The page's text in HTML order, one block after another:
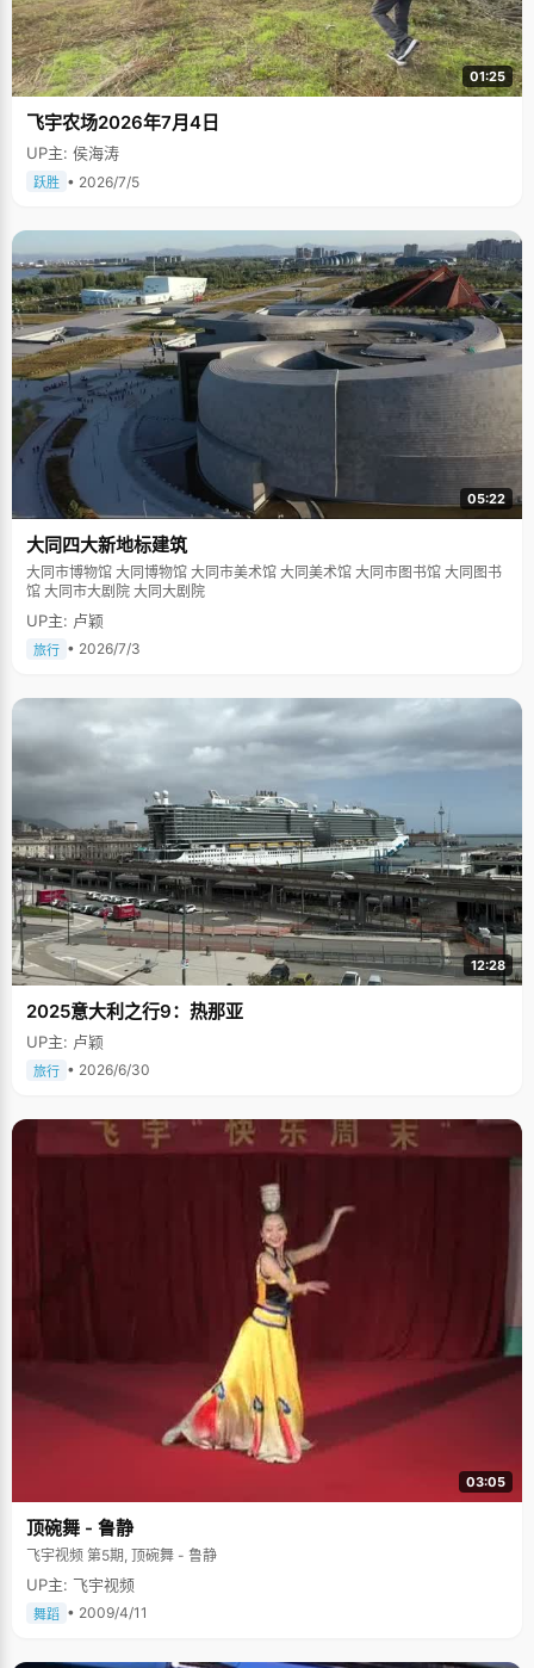
01:25
飞宇农场2026年7月4日
UP主: 侯海涛
跃胜 • 2026/7/5
05:22
大同四大新地标建筑
大同市博物馆 大同博物馆 大同市美术馆 大同美术馆 大同市图书馆 大同图书
馆 大同市大剧院 大同大剧院
UP主: 卢颖
旅行 • 2026/7/3
12:28
2025意大利之行9：热那亚
UP主: 卢颖
旅行 • 2026/6/30
03:05
顶碗舞 - 鲁静
飞宇视频 第5期, 顶碗舞 - 鲁静
UP主: 飞宇视频
舞蹈 • 2009/4/11